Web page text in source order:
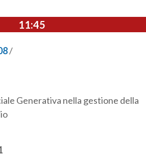
11:45
/
Generativa nella gestione della